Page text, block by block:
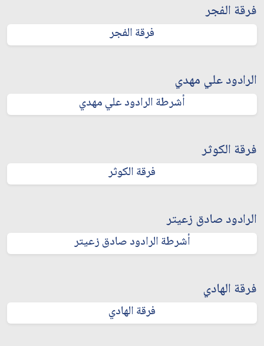
فرقة الفجر
فرقة الفجر
الرادود علي مهدي
أشرطة الرادود علي مهدي
فرقة الكوثر
فرقة الكوثر
الرادود صادق زعيتر
أشرطة الرادود صادق زعيتر
فرقة الهادي
فرقة الهادي